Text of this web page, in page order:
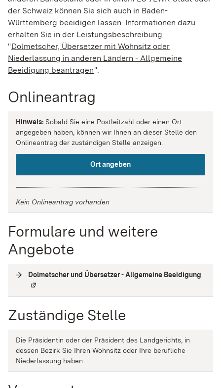
der Schweiz können Sie sich auch in Baden-
Württemberg beeidigen lassen. Informationen dazu
erhalten Sie in der Leistungsbeschreibung
"Dolmetscher, Übersetzer mit Wohnsitz oder
Niederlassung in anderen Ländern - Allgemeine
Beeidigung beantragen".
Onlineantrag
Hinweis: Sobald Sie eine Postleitzahl oder einen Ort
angegeben haben, können wir Ihnen an dieser Stelle den
Onlineantrag der zuständigen Stelle anzeigen.
Ort angeben
Kein Onlineantrag vorhanden
Formulare und weitere
Angebote
Dolmetscher und Übersetzer - Allgemeine Beeidigung
Zuständige Stelle
Die Präsidentin oder der Präsident des Landgerichts, in
dessen Bezirk Sie Ihren Wohnsitz oder Ihre berufliche
Niederlassung haben.